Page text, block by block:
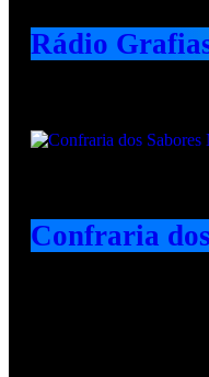
Rádio
Confraria